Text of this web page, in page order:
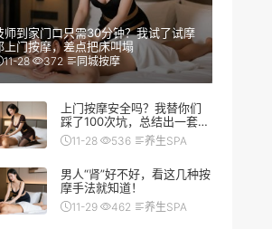
师到家门口只需30分钟？我试了试摩
上门按摩，差点把床叫塌
11-28 372 同城按摩
上门按摩安全吗？我替你们
踩了100次坑，总结出一套防
翻车秘籍
11-28 536 养生SPA
男人“肾”好不好，看这几种按
摩手法就知道！
11-29 462 养生SPA